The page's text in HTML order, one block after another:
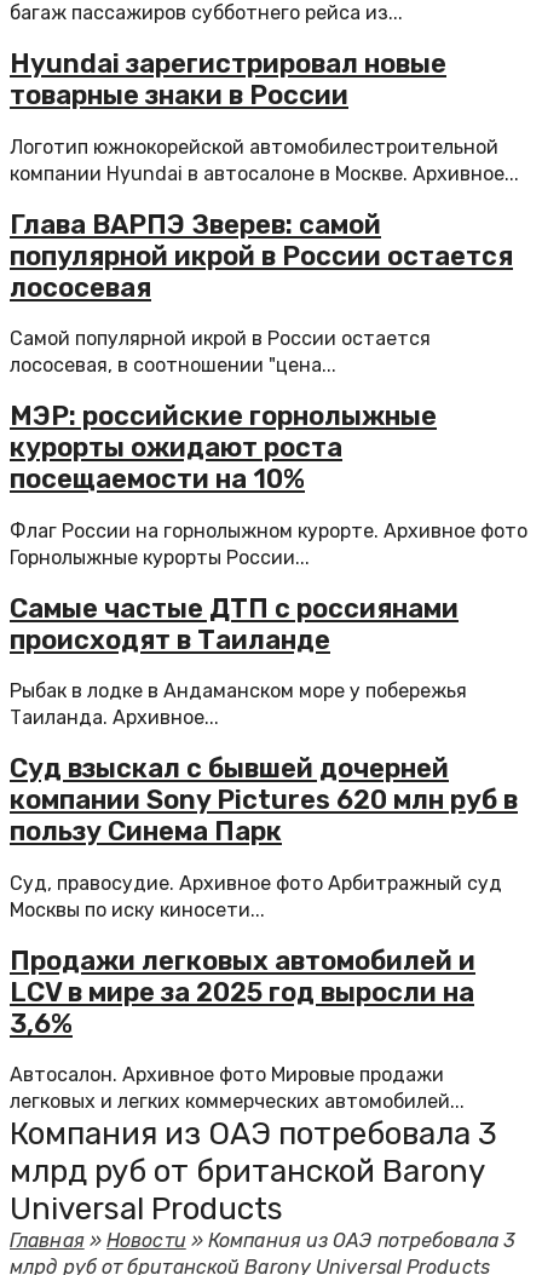
багаж пассажиров субботнего рейса из...
Hyundai зарегистрировал новые
товарные знаки в России
Логотип южнокорейской автомобилестроительной
компании Hyundai в автосалоне в Москве. Архивное...
Глава ВАРПЭ Зверев: самой
популярной икрой в России остается
лососевая
Самой популярной икрой в России остается
лососевая, в соотношении "цена...
МЭР: российские горнолыжные
курорты ожидают роста
посещаемости на 10%
Флаг России на горнолыжном курорте. Архивное фото
Горнолыжные курорты России...
Самые частые ДТП с россиянами
происходят в Таиланде
Рыбак в лодке в Андаманском море у побережья
Таиланда. Архивное...
Суд взыскал с бывшей дочерней
компании Sony Pictures 620 млн руб в
пользу Синема Парк
Суд, правосудие. Архивное фото Арбитражный суд
Москвы по иску киносети...
Продажи легковых автомобилей и
LCV в мире за 2025 год выросли на
3,6%
Автосалон. Архивное фото Мировые продажи
легковых и легких коммерческих автомобилей...
Компания из ОАЭ потребовала 3
млрд руб от британской Barony
Universal Products
Главная»Новости »Компания из ОАЭ потребовала 3
млрд руб от британской Barony Universal Products